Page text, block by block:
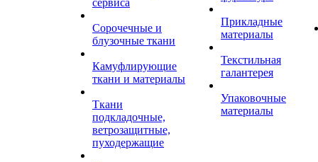
сервиса
Сорочечные и
блузочные ткани
Камуфлирующие
ткани и материалы
Ткани
подкладочные,
ветрозащитные,
пуходержащие
Прикладные
материалы
Текстильная
галантерея
Упаковочные
материалы